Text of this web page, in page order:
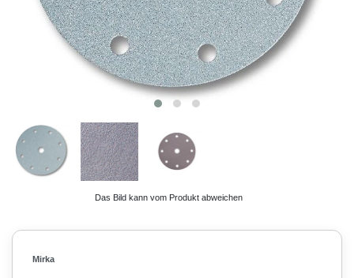
Das Bild kann vom Produkt abweichen
Mirka